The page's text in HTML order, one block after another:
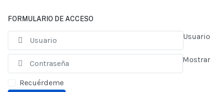
FORMULARIO DE ACCESO
Usuario
Mostrar
Recuérdeme